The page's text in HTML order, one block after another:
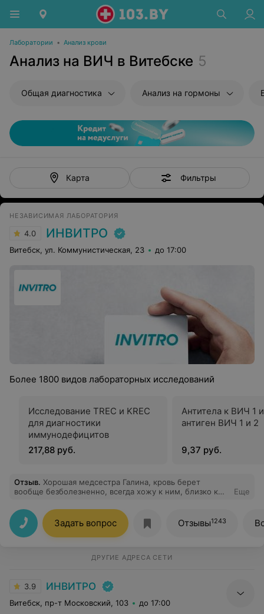
Лаборатории • Анализ крови
Анализ на ВИЧ в Витебске 5
Общая диагностика Анализ на гормоны
Карта Фильтры
НЕЗАВИСИМАЯ ЛАБОРАТОРИЯ
4.0 ИНВИТРО
Витебск, ул. Коммунистическая, 23 до 17:00
Более 1800 видов лабораторных исследований
Исследование TREC и KREC
для диагностики
иммунодефицитов
217,88 руб.
Антитела к ВИЧ 1
антиген ВИЧ 1 и 2
9,37 руб.
Отзыв. Хорошая медсестра Галина, кровь берет
вообще безболезненно, всегда хожу к ним, близко к
Еще
Задать вопрос Отзывы1243
ДРУГИЕ АДРЕСА СЕТИ
3.9 ИНВИТРО
Витебск, пр-т Московский, 103 до 17:00